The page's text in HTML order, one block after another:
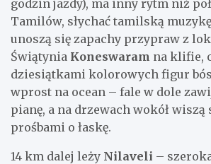
godzin jazdy), ma inny rytm niż
Tamilów, słychać tamilską
unoszą się zapachy przypraw z
Świątynia Koneswaram na klifie,
dziesiątkami kolorowych figur
wprost na ocean – fale w dole
pianę, a na drzewach wokół
prośbami o łaskę.
14 km dalej leży Nilaveli –